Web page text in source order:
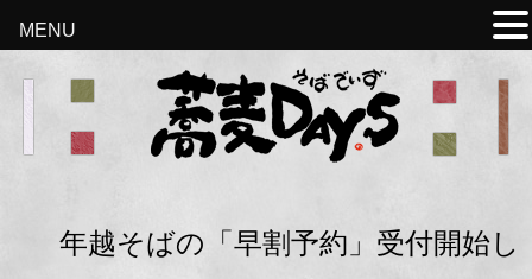
年越そばの「早割予約」受付開始し
MENU